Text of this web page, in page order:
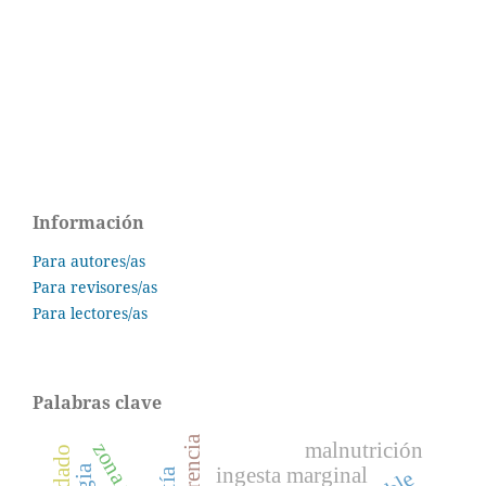
Información
Para autores/as
Para revisores/as
Para lectores/as
Palabras clave
ingesta marginal
malnutrición